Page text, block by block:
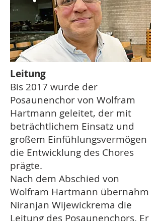
Leitung
Bis 2017 wurde der
Posaunenchor von Wolfram
Hartmann geleitet, der mit
beträchtlichem Einsatz und
großem Einfühlungsvermögen
die Entwicklung des Chores
prägte.
Nach dem Abschied von
Wolfram Hartmann übernahm
Niranjan Wijewickrema die
Leitung des Posaunenchors. Er